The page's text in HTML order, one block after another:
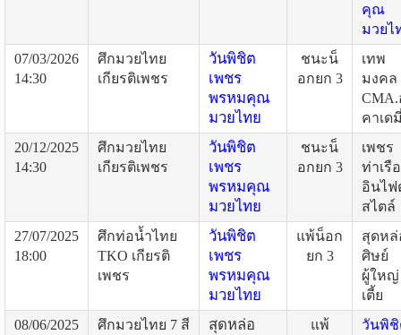
คุณ
มวยไ
07/03/2026
14:30
ศึกมวยไทย
เกียรติเพชร
วันพิชิต
เพชร
พรหมคุณ
มวยไทย
ชนะน็
อกยก 3
เทพ
มงคล
คาเด
20/12/2025
14:30
ศึกมวยไทย
เกียรติเพชร
วันพิชิต
เพชร
พรหมคุณ
มวยไทย
ชนะน็
อกยก 3
เพชร
ท่าเรือ
อินไฟ
สไตล์
27/07/2025
18:00
ศึกท่อน้ำไทย
TKO เกียรติ
เพชร
วันพิชิต
เพชร
พรหมคุณ
มวยไทย
แพ้น็อก
ยก 3
สุดหล่
ศิษย์
ผู้ใหญ่
เตี้ย
08/06/2025
ศึกมวยไทย 7 สี
สุดหล่อ
แพ้
วันพิ